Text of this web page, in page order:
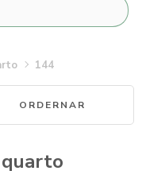
144
quarto